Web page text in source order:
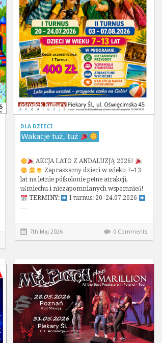
DLA DZIECI
Wakacje tuż, tuż
AKCJA LATO Z ANDALUZJĄ 2026!
Zapraszamy dzieci w wieku 7–13
lat na letnie półkolonie pełne atrakcji,
uśmiechu i niezapomnianych wspomnień!
TERMINY:
I turnus: 20–24.07.2026
…
7th Maj 2026 0 Comments